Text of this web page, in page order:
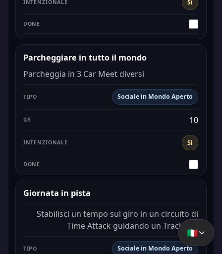
Sì
Parcheggiare in tutto il mondo
Parcheggia in 3 Car Meet diversi
Sociale in Mondo Aperto
Sì
10
Giornata in pista
Stabilisci un tempo sul giro in un circuito di
Time Attack guidando un Track Toy
Sociale in Mondo Aperto
🇮🇹